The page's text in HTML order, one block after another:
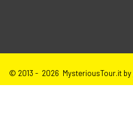
© 2013 - 2026 MysteriousTour.it by